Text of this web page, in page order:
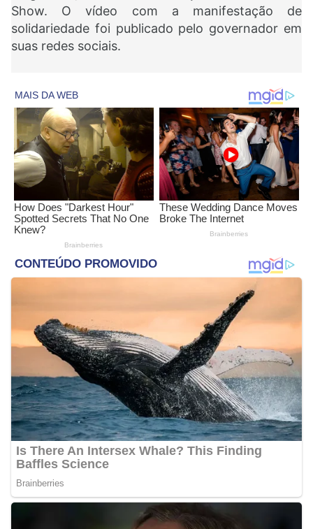
Show. O vídeo com a manifestação de
solidariedade foi publicado pelo governador em
suas redes sociais.